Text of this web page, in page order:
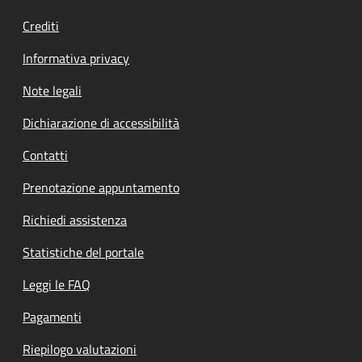
Crediti
Informativa privacy
Note legali
Dichiarazione di accessibilità
Contatti
Prenotazione appuntamento
Richiedi assistenza
Statistiche del portale
Leggi le FAQ
Pagamenti
Riepilogo valutazioni